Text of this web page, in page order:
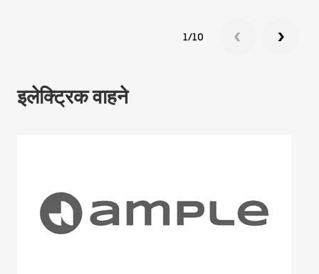
1/10
इलेक्ट्रिक वाहने